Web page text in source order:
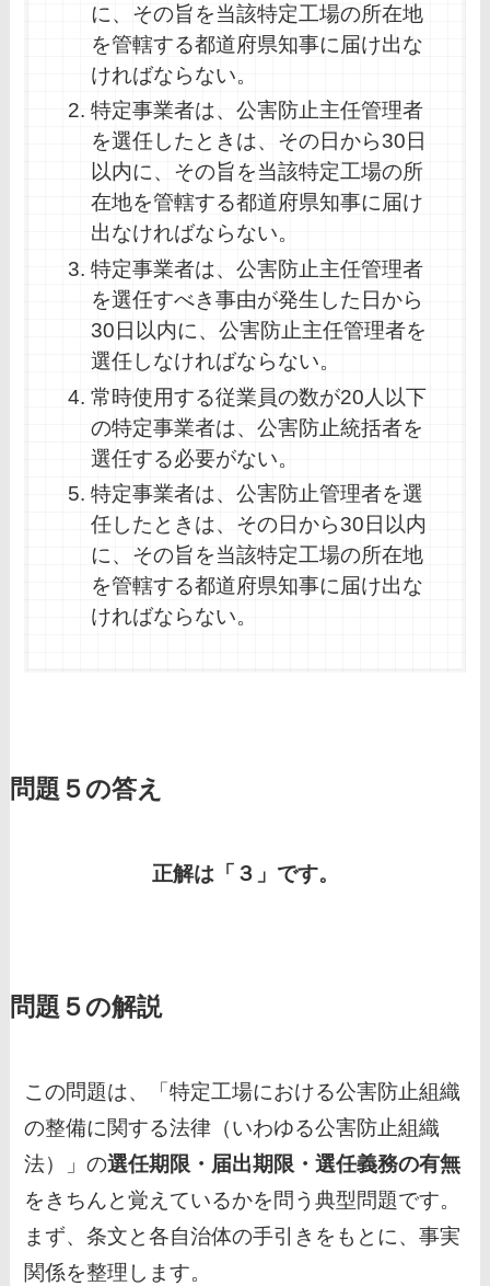
に、その旨を当該特定工場の所在地
を管轄する都道府県知事に届け出な
ければならない。
特定事業者は、公害防止主任管理者
を選任したときは、その日から30日
以内に、その旨を当該特定工場の所
在地を管轄する都道府県知事に届け
出なければならない。
特定事業者は、公害防止主任管理者
を選任すべき事由が発生した日から
30日以内に、公害防止主任管理者を
選任しなければならない。
常時使用する従業員の数が20人以下
の特定事業者は、公害防止統括者を
選任する必要がない。
特定事業者は、公害防止管理者を選
任したときは、その日から30日以内
に、その旨を当該特定工場の所在地
を管轄する都道府県知事に届け出な
ければならない。
問題５の答え
正解は「３」です。
問題５の解説
この問題は、「特定工場における公害防止組織
の整備に関する法律（いわゆる公害防止組織
法）」の選任期限・届出期限・選任義務の有無
をきちんと覚えているかを問う典型問題です。
まず、条文と各自治体の手引きをもとに、事実
関係を整理します。